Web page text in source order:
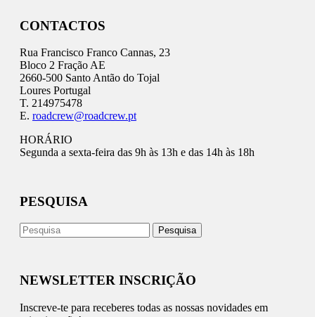
CONTACTOS
Rua Francisco Franco Cannas, 23
Bloco 2 Fração AE
2660-500 Santo Antão do Tojal
Loures Portugal
T. 214975478
E. roadcrew@roadcrew.pt
HORÁRIO
Segunda a sexta-feira das 9h às 13h e das 14h às 18h
PESQUISA
NEWSLETTER INSCRIÇÃO
Inscreve-te para receberes todas as nossas novidades em